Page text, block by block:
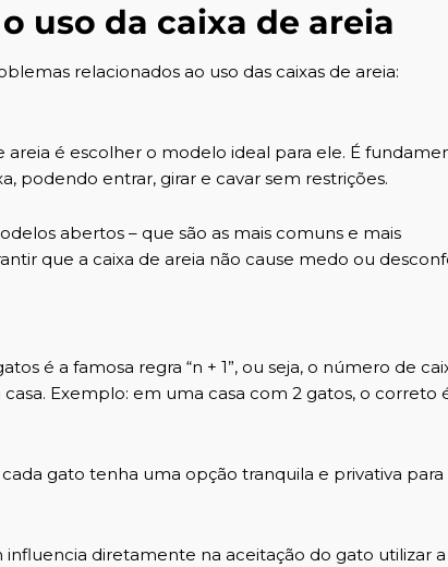
uso da caixa de areia
relacionados ao uso das caixas de areia:
é escolher o modelo ideal para ele. É
podendo entrar, girar e cavar sem restrições.
abertos – que são as mais comuns e mais
que a caixa de areia não cause medo ou
é a famosa regra “n + 1”, ou seja, o número de
Exemplo: em uma casa com 2 gatos, o correto
gato tenha uma opção tranquila e privativa para
diretamente na aceitação do gato utilizar a